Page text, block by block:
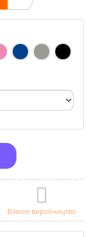
Власне виробництво